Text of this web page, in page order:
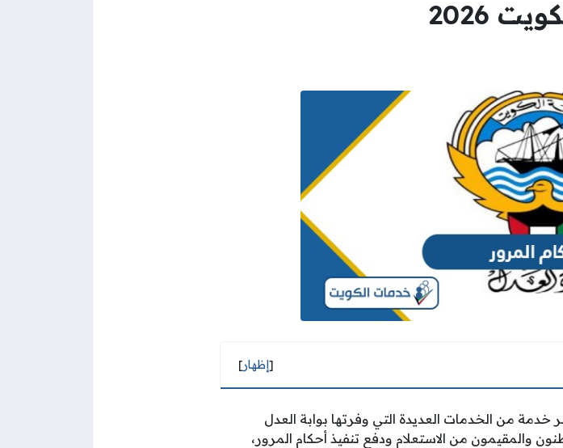
2026
[إظهار]
خدمة من الخدمات العديدة التي وفرتها بوابة العدل
والمقيمون من الاستعلام ودفع تنفيذ أحكام المرور،